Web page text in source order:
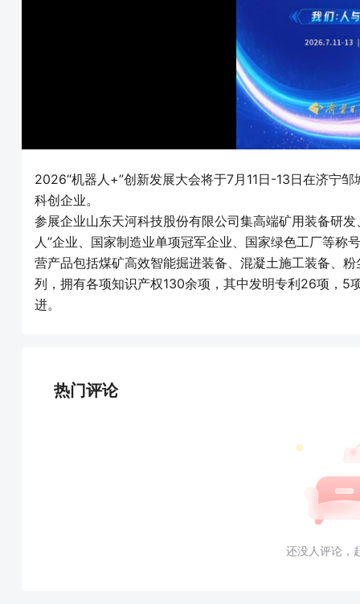
2026“机器人+”创新发展大会将于7月11日-13日在济宁
科创企业。
参展企业山东天河科技股份有限公司集高端矿用装备研
人”企业、国家制造业单项冠军企业、国家绿色工厂等
营产品包括煤矿高效智能掘进装备、混凝土施工装备、
列，拥有各项知识产权130余项，其中发明专利26项，5
进。
热门评论
还没人评论，